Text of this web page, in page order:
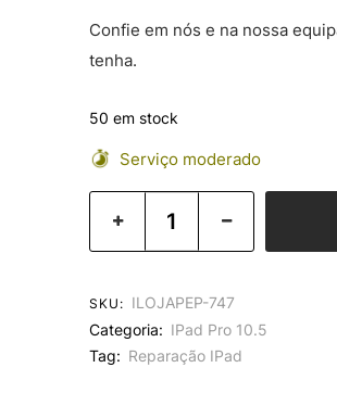
Confie em nós e na nossa
tenha.
50 em stock
Serviço moderado
SKU: ILOJAPEP-747
Categoria: IPad Pro 10.5
Tag: Reparação IPad